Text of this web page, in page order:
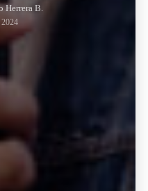
Herrera B.